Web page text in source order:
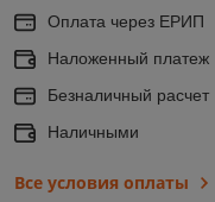
Оплата через ЕРИП
Наложенный платеж
Безналичный расчет
Наличными
Все условия оплаты